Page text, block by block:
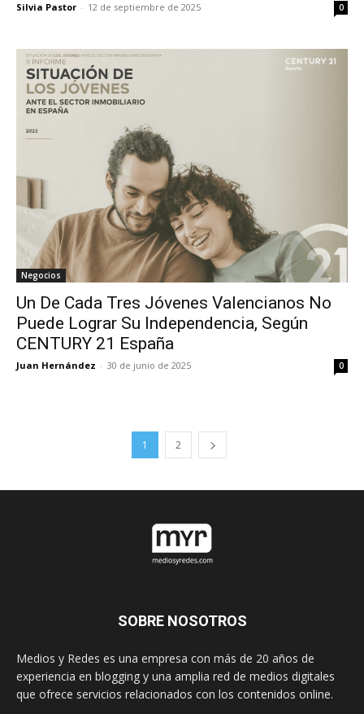
Silvia Pastor - 12 de septiembre de 2025 0
Negocios
Un De Cada Tres Jóvenes Valencianos No
Puede Lograr Su Independencia, Según
CENTURY 21 España
Juan Hernández - 30 de junio de 2025 0
1 2
SOBRE NOSOTROS
Medios y Redes es una empresa con más de 20 años de
experiencia en blogging y una amplia red de medios digitales
que ofrece servicios relacionados con los contenidos online.